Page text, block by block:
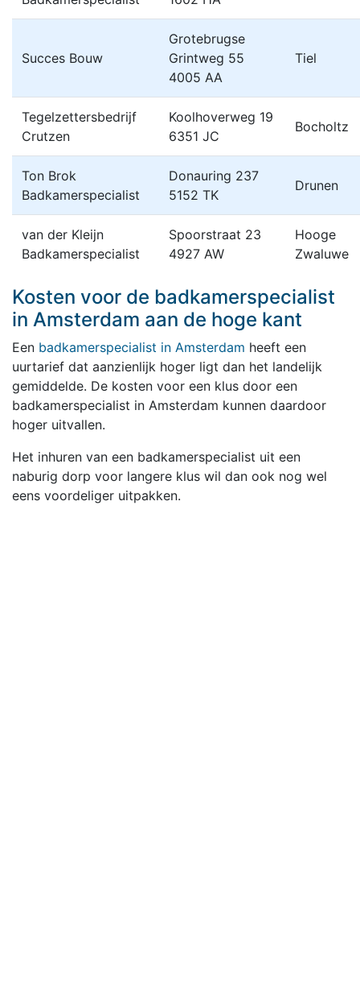
Succes Bouw
Grotebrugse
Grintweg 55
4005 AA
Tiel
Tegelzettersbedrijf
Crutzen
Koolhoverweg 19
6351 JC
Bocholtz
Ton Brok
Badkamerspecialist
Donauring 237
5152 TK
Drunen
van der Kleijn
Badkamerspecialist
Spoorstraat 23
4927 AW
Hooge
Zwaluwe
Kosten voor de badkamerspecialist
in Amsterdam aan de hoge kant
Een badkamerspecialist in Amsterdam heeft een
uurtarief dat aanzienlijk hoger ligt dan het landelijk
gemiddelde. De kosten voor een klus door een
badkamerspecialist in Amsterdam kunnen daardoor
hoger uitvallen.
Het inhuren van een badkamerspecialist uit een
naburig dorp voor langere klus wil dan ook nog wel
eens voordeliger uitpakken.